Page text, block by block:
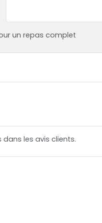
un repas complet
les avis clients.